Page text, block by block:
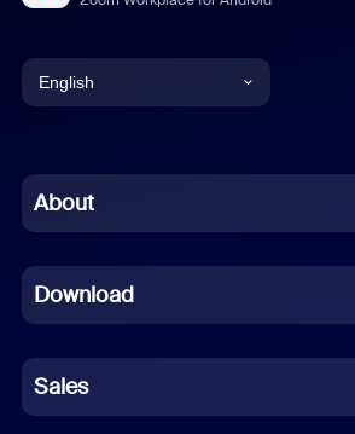
English
Chinese (Simplified)
French
German
Indonesian
About
Download
Sales